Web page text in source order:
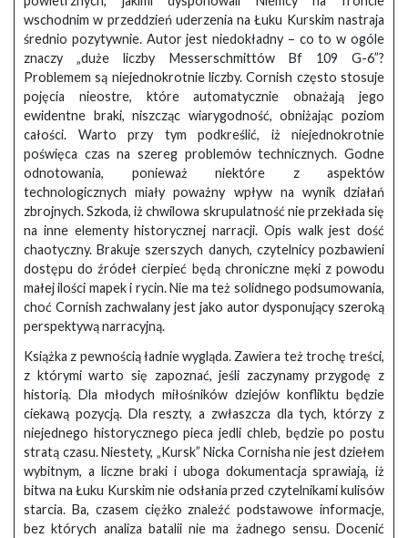
wschodnim w przeddzień uderzenia na Łuku Kurskim nastraja
średnio pozytywnie. Autor jest niedokładny – co to w ogóle
znaczy „duże liczby Messerschmittów Bf 109 G-6”?
Problemem są niejednokrotnie liczby. Cornish często stosuje
pojęcia nieostre, które automatycznie obnażają jego
ewidentne braki, niszcząc wiarygodność, obniżając poziom
całości. Warto przy tym podkreślić, iż niejednokrotnie
poświęca czas na szereg problemów technicznych. Godne
odnotowania, ponieważ niektóre z aspektów
technologicznych miały poważny wpływ na wynik działań
zbrojnych. Szkoda, iż chwilowa skrupulatność nie przekłada się
na inne elementy historycznej narracji. Opis walk jest dość
chaotyczny. Brakuje szerszych danych, czytelnicy pozbawieni
dostępu do źródeł cierpieć będą chroniczne męki z powodu
małej ilości mapek i rycin. Nie ma też solidnego podsumowania,
choć Cornish zachwalany jest jako autor dysponujący szeroką
perspektywą narracyjną.
Książka z pewnością ładnie wygląda. Zawiera też trochę treści,
z którymi warto się zapoznać, jeśli zaczynamy przygodę z
historią. Dla młodych miłośników dziejów konfliktu będzie
ciekawą pozycją. Dla reszty, a zwłaszcza dla tych, którzy z
niejednego historycznego pieca jedli chleb, będzie po postu
stratą czasu. Niestety, „Kursk” Nicka Cornisha nie jest dziełem
wybitnym, a liczne braki i uboga dokumentacja sprawiają, iż
bitwa na Łuku Kurskim nie odsłania przed czytelnikami kulisów
starcia. Ba, czasem ciężko znaleźć podstawowe informacje,
bez których analiza batalii nie ma żadnego sensu. Docenić